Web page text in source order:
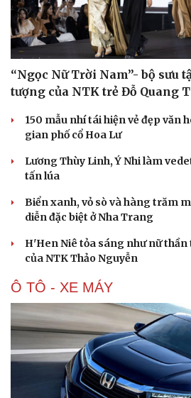
Văn hóa
Sân khấu - Điện ảnh
Văn học
Di sản
“Ngọc Nữ Trời Nam”- bộ sưu
tượng của NTK trẻ Đỗ Quang
150 mẫu nhí tái hiện vẻ đẹp văn
gian phố cổ Hoa Lư
Lương Thùy Linh, Ý Nhi làm
tấn lúa
Biển xanh, vỏ sò và hàng trăm
diễn đặc biệt ở Nha Trang
H'Hen Niê tỏa sáng như nữ
của NTK Thảo Nguyễn
Ô TÔ - XE MÁY